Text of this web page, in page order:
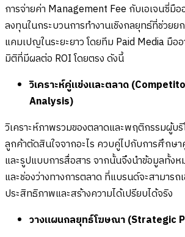
การจ่ายค่า Management Fee กับเอเจนซี่มื
ลงทุนในกระบวนการทำงานเชิงกลยุทธ์ที่ช่วย
แคมเปญในระยะยาว โดยทีม Paid Media มือ
มิติที่มีผลต่อ ROI โดยตรง ดังนี้
วิเคราะห์คู่แข่งและตลาด
Analysis)
วิเคราะห์ภาพรวมของตลาดและพฤติกรรมผู้บริ
ลูกค้าตัดสินใจจากอะไร ควบคู่ไปกับการศึกษ
และรูปแบบการสื่อสาร จากนั้นจึงนำข้อมูลทั้ง
และช่องว่างทางการตลาด ที่แบรนด์จะสามารถ
ประสิทธิภาพและสร้างความได้เปรียบได้จริง
วางแผนกลยุทธ์โฆษณา (Strategic